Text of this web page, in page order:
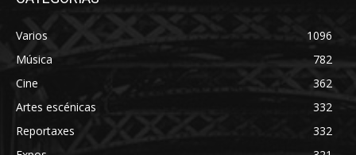
Varios
1096
Música
782
Cine
362
Artes escénicas
332
Reportaxes
332